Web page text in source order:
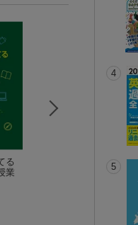
る
業
住宅の社会性を考え
4
5